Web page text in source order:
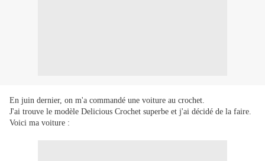
En juin dernier, on m'a commandé une voiture au crochet.
J'ai trouve le modèle Delicious Crochet superbe et j'ai décidé de la faire.
Voici ma voiture :